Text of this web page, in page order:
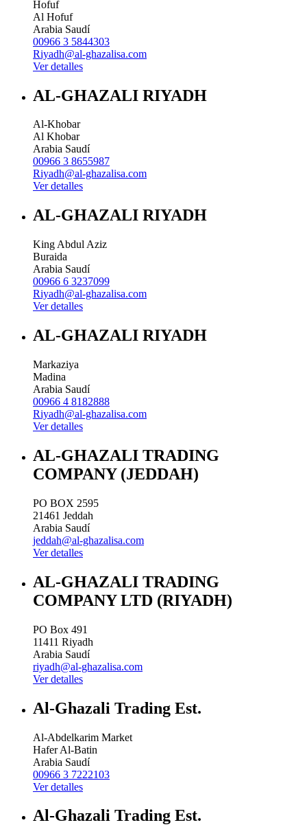
Hofuf
Al Hofuf
Arabia Saudí
00966 3 5844303
Riyadh@al-ghazalisa.com
Ver detalles
AL-GHAZALI RIYADH
Al-Khobar
Al Khobar
Arabia Saudí
00966 3 8655987
Riyadh@al-ghazalisa.com
Ver detalles
AL-GHAZALI RIYADH
King Abdul Aziz
Buraida
Arabia Saudí
00966 6 3237099
Riyadh@al-ghazalisa.com
Ver detalles
AL-GHAZALI RIYADH
Markaziya
Madina
Arabia Saudí
00966 4 8182888
Riyadh@al-ghazalisa.com
Ver detalles
AL-GHAZALI TRADING
COMPANY (JEDDAH)
PO BOX 2595
21461 Jeddah
Arabia Saudí
jeddah@al-ghazalisa.com
Ver detalles
AL-GHAZALI TRADING
COMPANY LTD (RIYADH)
PO Box 491
11411 Riyadh
Arabia Saudí
riyadh@al-ghazalisa.com
Ver detalles
Al-Ghazali Trading Est.
Al-Abdelkarim Market
Hafer Al-Batin
Arabia Saudí
00966 3 7222103
Ver detalles
Al-Ghazali Trading Est.